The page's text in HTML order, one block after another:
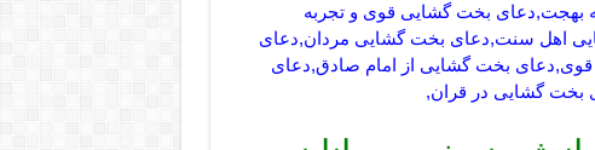
بهجت,دعای بخت گشایی قوی و تجربه
اهل سنت,دعای بخت گشایی مردان,دعای
بخت گشایی از امام صادق,دعای
بخت گشایی در قران,